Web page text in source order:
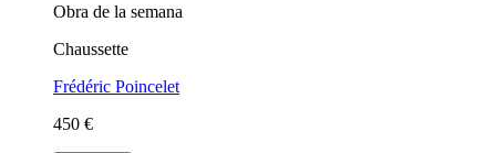
Obra de la semana
Chaussette
Frédéric Poincelet
450 €